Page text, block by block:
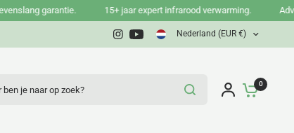
garantie. 15+ jaar expert infrarood verwarming.
Nederland (EUR €)
0